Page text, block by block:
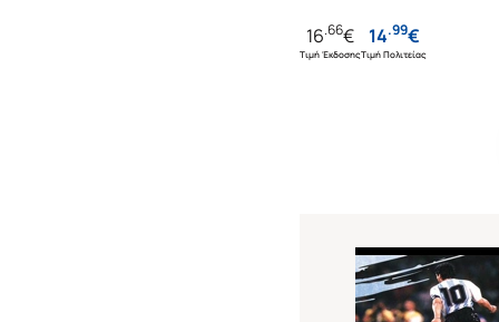
16.66€
Τιμή Έκδοσης
14.99€
Τιμή Πολιτείας